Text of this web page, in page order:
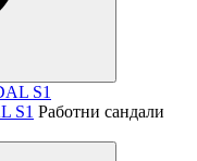
S1 Работни сандали